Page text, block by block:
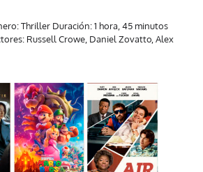
Thriller Duración: 1 hora, 45 minutos
Russell Crowe, Daniel Zovatto, Alex